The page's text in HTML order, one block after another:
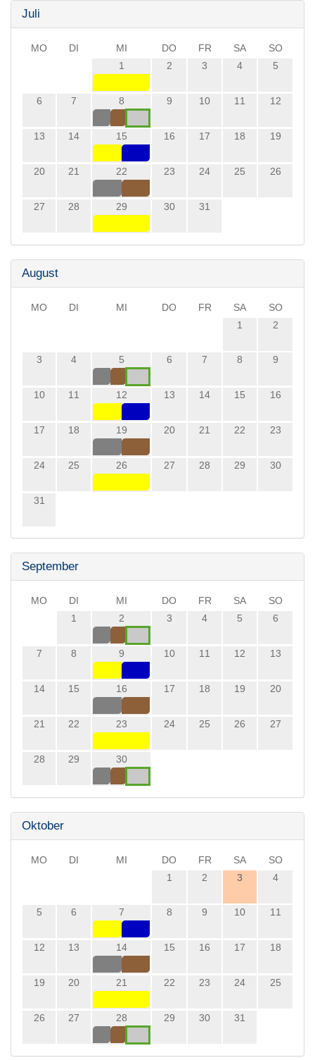
Juli
MO DI MI DO FR SA
SO
1
2 3 4 5
6 7 8 9 10 11 12
13 14 15 16 17 18 19
20 21 22 23 24 25 26
27 28 29 30 31
August
MO DI MI DO FR SA
SO
1
2
3 4 5 6 7 8 9
10 11 12 13 14 15 16
17 18 19 20 21 22 23
24 25 26 27 28 29 30
31
September
MO DI MI DO FR SA
SO
1
2 3 4 5 6
7 8 9 10 11 12 13
14 15 16 17 18 19 20
21 22 23 24 25 26 27
28 29 30
Oktober
MO DI MI DO FR SA
SO
1
2 3 4
5 6 7 8 9 10 11
12 13 14 15 16 17 18
19 20 21 22 23 24 25
26 27 28 29 30 31